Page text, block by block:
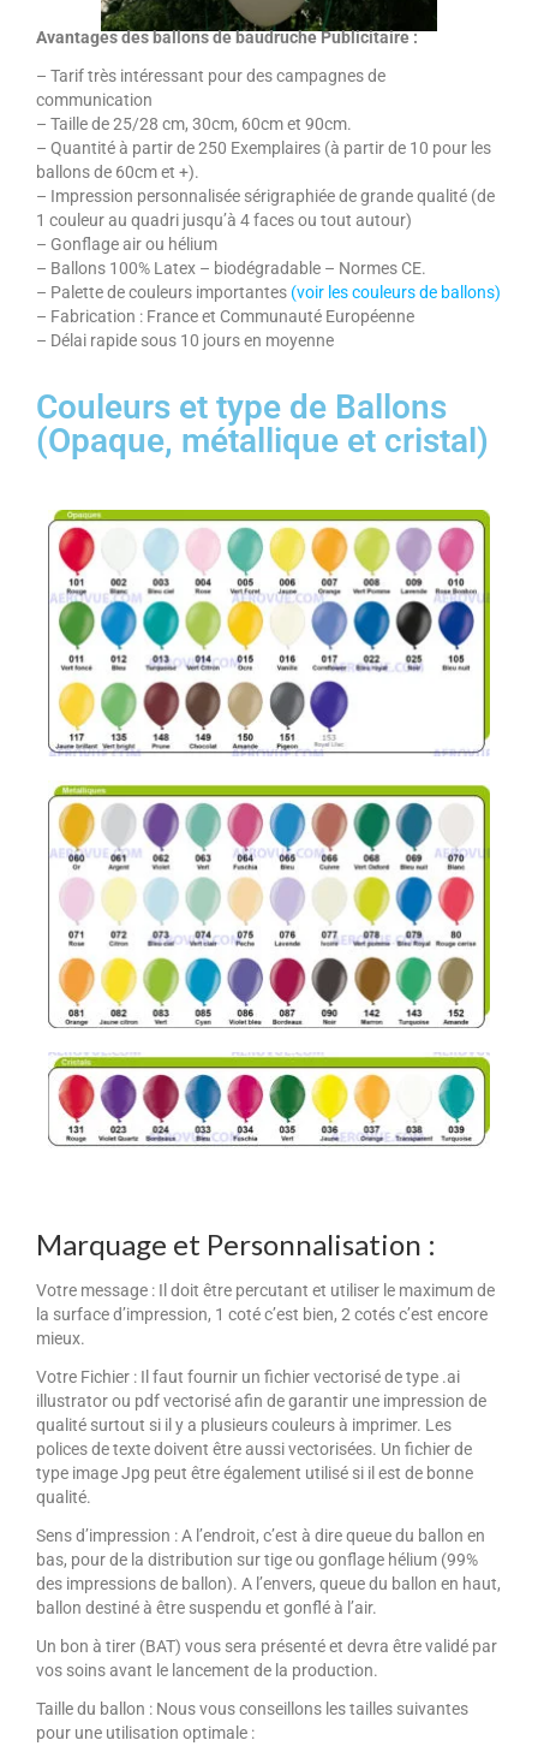
Avantages des ballons de baudruche Publicitaire :
– Tarif très intéressant pour des campagnes de
communication
– Taille de 25/28 cm, 30cm, 60cm et 90cm.
– Quantité à partir de 250 Exemplaires (à partir de 10 pour les
ballons de 60cm et +).
– Impression personnalisée sérigraphiée de grande qualité (de
1 couleur au quadri jusqu’à 4 faces ou tout autour)
– Gonflage air ou hélium
– Ballons 100% Latex – biodégradable – Normes CE.
– Palette de couleurs importantes (voir les couleurs de ballons)
– Fabrication : France et Communauté Européenne
– Délai rapide sous 10 jours en moyenne
Couleurs et type de Ballons
(Opaque, métallique et cristal)
Marquage et Personnalisation :
Votre message : Il doit être percutant et utiliser le maximum de
la surface d’impression, 1 coté c’est bien, 2 cotés c’est encore
mieux.
Votre Fichier : Il faut fournir un fichier vectorisé de type .ai
illustrator ou pdf vectorisé afin de garantir une impression de
qualité surtout si il y a plusieurs couleurs à imprimer. Les
polices de texte doivent être aussi vectorisées. Un fichier de
type image Jpg peut être également utilisé si il est de bonne
qualité.
Sens d’impression :A l’endroit, c’est à dire queue du ballon en
bas, pour de la distribution sur tige ou gonflage hélium (99%
des impressions de ballon). A l’envers, queue du ballon en haut,
ballon destiné à être suspendu et gonflé à l’air.
Un bon à tirer (BAT) vous sera présenté et devra être validé par
vos soins avant le lancement de la production.
Taille du ballon : Nous vous conseillons les tailles suivantes
pour une utilisation optimale :